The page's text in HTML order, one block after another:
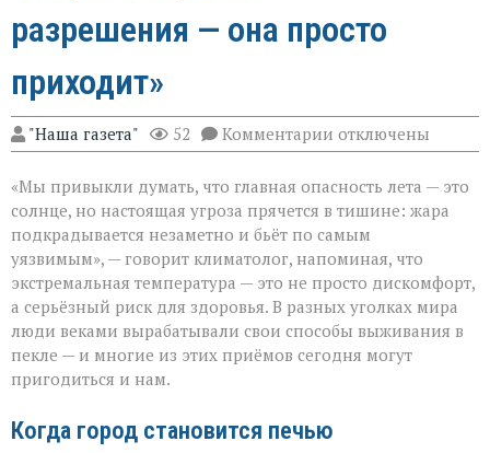
разрешения — она просто
приходит»
"Наша газета" 52 Комментарии к
записи
не
просит
разрешения — она
просто
приходит»
отключены
«Мы привыкли думать, что главная опасность лета — это
солнце, но настоящая угроза прячется в тишине: жара
подкрадывается незаметно и бьёт по самым
уязвимым», — говорит климатолог, напоминая, что
экстремальная температура — это не просто дискомфорт,
а серьёзный риск для здоровья. В разных уголках мира
люди веками вырабатывали свои способы выживания в
пекле — и многие из этих приёмов сегодня могут
пригодиться и нам.
Когда город становится печью